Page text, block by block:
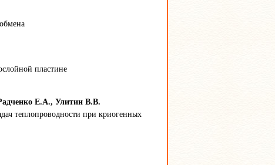
пластине
Е.А., Улитин В.В.
теплопроводности при криогенных